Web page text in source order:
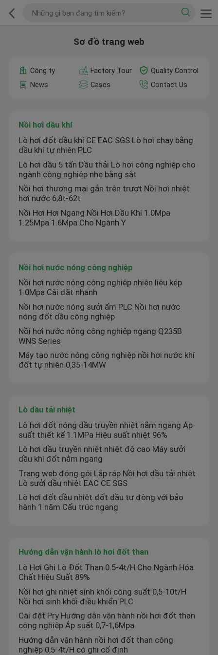
Sơ đồ trang web
Công ty Factory Tour
Quality Control
News
Cases Contact Us
Nồi hơi dầu khí
Lò hơi đốt dầu khí CE EAC SGS Lò hơi chạy bằng
dầu khí tự nhiên PLC
Lò hơi dầu 5 tấn Dầu thải Lò hơi công nghiệp cho
ngành công nghiệp nhẹ bằng sắt
Nồi hơi thương mại gắn trên trượt Nồi hơi nhiệt
hơi nước 6,8t-62t
Nồi Hơi Hơi Ngang Nồi Hơi Dầu Khí 1.0Mpa
1.25Mpa 1.6Mpa Cho Ngành Y
Nồi hơi nước nóng công nghiệp
Nồi hơi nước nóng công nghiệp nhiên liệu kép
1.0Mpa Cài đặt nhanh
Nồi hơi nước nóng sưởi ấm PLC Nồi hơi nước
nóng đốt dầu công nghiệp
Nồi hơi nước nóng công nghiệp ngang Q235B
WNS Series
Máy tạo nước nóng công nghiệp nồi hơi nước khí
đốt tự nhiên 0,35-14MW
Lò dầu tải nhiệt
Lò hơi đốt nóng dầu truyền nhiệt nằm ngang Áp
suất thiết kế 1.1MPa Hiệu suất nhiệt 96%
Lò hơi dầu truyền nhiệt nhiệt độ cao Máy sưởi
dầu khí đốt nằm ngang
Trang web đóng gói Lắp ráp Nồi hơi dầu tải nhiệt
Lò sưởi dầu nhiệt EAC CE SGS
Lò hơi đốt dầu nhiệt đốt dầu tự động với bảo
hành 1 năm Cấu trúc ngang
Hướng dẫn vận hành lò hơi đốt than
Lò Hơi Ghi Lò Đốt Than 0.5-4t/H Cho Ngành Hóa
Chất Hiệu Suất 89%
Nồi hơi ghi nhiệt sinh khối công suất 0,5-10t/H
Nồi hơi sinh khối điều khiển PLC
Cài đặt Pry Hướng dẫn vận hành nồi hơi đốt than
công nghiệp Áp suất 0,7-1,6Mpa
Hướng dẫn vận hành nồi hơi đốt than công
nghiệp 0,5-4t/H có ghi cố định